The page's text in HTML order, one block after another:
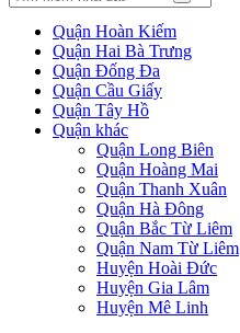
Quận Hoàn Kiếm
Quận Hai Bà Trưng
Quận Đống Đa
Quận Cầu Giấy
Quận Tây Hồ
Quận khác
Quận Long Biên
Quận Hoàng Mai
Quận Thanh Xuân
Quận Hà Đông
Quận Bắc Từ Liêm
Quận Nam Từ Liêm
Huyện Hoài Đức
Huyện Gia Lâm
Huyện Mê Linh